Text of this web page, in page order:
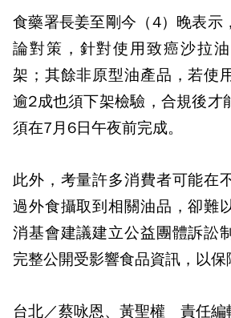
食藥署長姜至剛今（4）晚表示
論對策，針對使用致癌沙拉
架；其餘非原型油產品，若使
逾2成也須下架檢驗，合規後才
須在7月6日午夜前完成。
此外，考量許多消費者可能在
過外食攝取到相關油品，卻難
消基會建議建立公益團體訴訟
完整公開受影響食品資訊，以保
台北／蔡咏恩、黃聖權 責任編